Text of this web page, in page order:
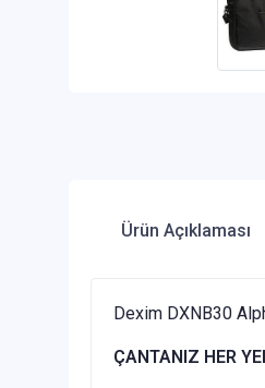
Ürün Açıklaması
Dexim DXNB30
ÇANTANIZ HER